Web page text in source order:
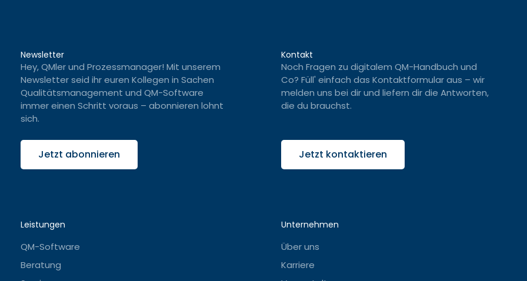
Newsletter
Hey, QMler und Prozessmanager! Mit unserem
Newsletter seid ihr euren Kollegen in Sachen
Qualitätsmanagement und QM-Software
immer einen Schritt voraus – abonnieren lohnt
sich.
Jetzt abonnieren
Kontakt
Noch Fragen zu digitalem QM-Handbuch und
Co? Füll' einfach das Kontaktformular aus – wir
melden uns bei dir und liefern dir die Antworten,
die du brauchst.
Jetzt kontaktieren
Leistungen
QM-Software
Beratung
Unternehmen
Über uns
Karriere